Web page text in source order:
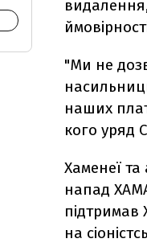
"Ми не
наших
кого уряд
Хаменеї
напад
на